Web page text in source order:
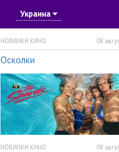
Украина
НОВИНКИ КИНО 08
Осколки
НОВИНКИ КИНО 08